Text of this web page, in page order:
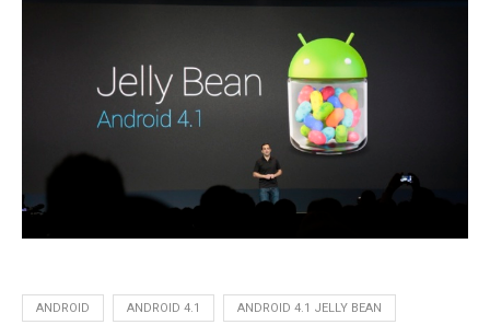
ANDROID ANDROID 4.1 ANDROID 4.1 JELLY BEAN